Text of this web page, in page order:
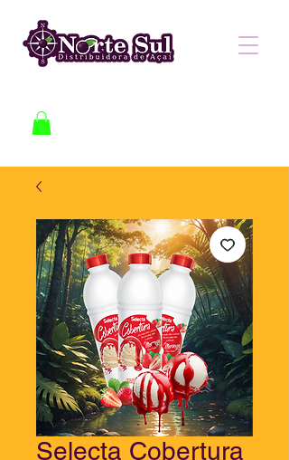
Selecta Cobertura